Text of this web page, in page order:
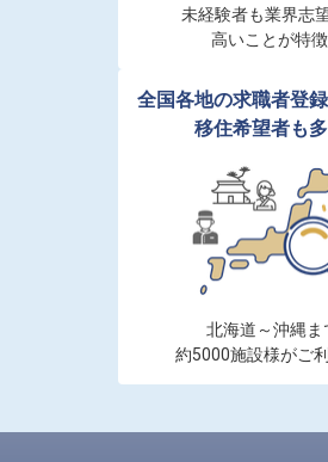
未経験者も業界志
高いことが特徴
全国各地の求職者登
移住希望者も
北海道～沖縄ま
約5000施設様がご